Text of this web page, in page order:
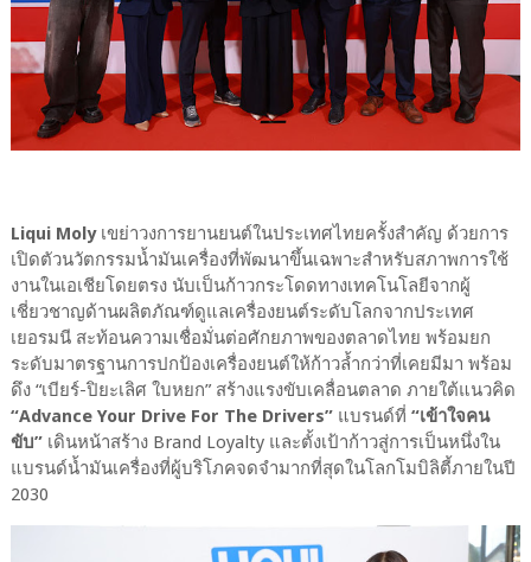
Liqui Molyเขย่าวงการยานยนต์ในประเทศไทยครั้งสำคัญ ด้วยการ
เปิดตัวนวัตกรรมน้ำมันเครื่องที่พัฒนาขึ้นเฉพาะสำหรับสภาพการใช้
งานในเอเชียโดยตรง นับเป็นก้าวกระโดดทางเทคโนโลยีจากผู้
เชี่ยวชาญด้านผลิตภัณฑ์ดูแลเครื่องยนต์ระดับโลกจากประเทศ
เยอรมนี สะท้อนความเชื่อมั่นต่อศักยภาพของตลาดไทย พร้อมยก
ระดับมาตรฐานการปกป้องเครื่องยนต์ให้ก้าวล้ำกว่าที่เคยมีมา พร้อม
ดึง “เบียร์-ปิยะเลิศ ใบหยก” สร้างแรงขับเคลื่อนตลาด ภายใต้แนวคิด
“Advance Your Drive For The Drivers”แบรนด์ที่ “เข้าใจคน
ขับ”เดินหน้าสร้าง Brand Loyalty และตั้งเป้าก้าวสู่การเป็นหนึ่งใน
แบรนด์น้ำมันเครื่องที่ผู้บริโภคจดจำมากที่สุดในโลกโมบิลิตี้ภายในปี
2030